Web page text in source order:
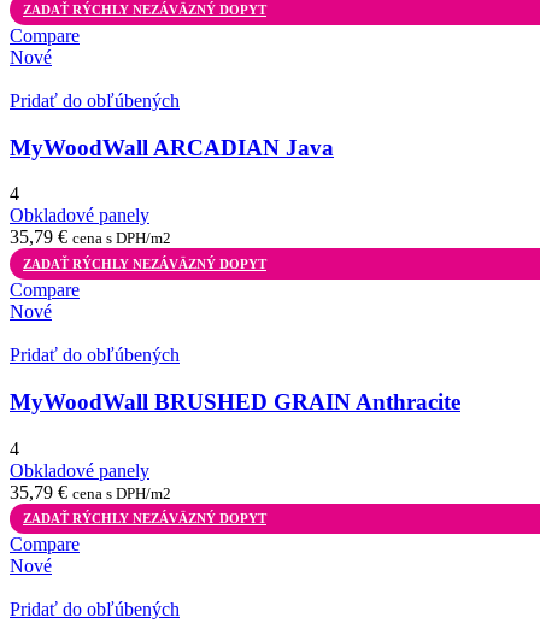
ZADAŤ RÝCHLY NEZÁVÄZNÝ DOPYT
Compare
Nové
Pridať do obľúbených
MyWoodWall ARCADIAN Java
4
Obkladové panely
35,79 € cena s DPH/m2
ZADAŤ RÝCHLY NEZÁVÄZNÝ DOPYT
Compare
Nové
Pridať do obľúbených
MyWoodWall BRUSHED GRAIN Anthracite
4
Obkladové panely
35,79 € cena s DPH/m2
ZADAŤ RÝCHLY NEZÁVÄZNÝ DOPYT
Compare
Nové
Pridať do obľúbených